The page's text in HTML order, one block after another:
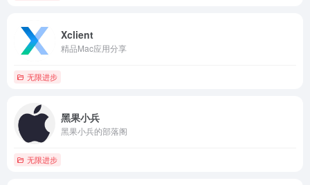
Xclient
精品Mac应用分享
无限进步
黑果小兵
黑果小兵的部落阁
无限进步